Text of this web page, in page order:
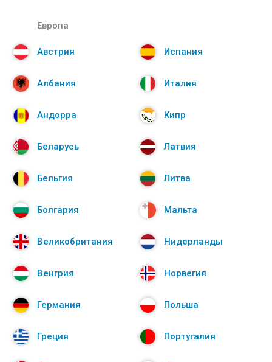
Европа
Австрия
Албания
Андорра
Беларусь
Бельгия
Болгария
Великобритания
Венгрия
Германия
Греция
Испания
Италия
Кипр
Латвия
Литва
Мальта
Нидерланды
Норвегия
Польша
Португалия